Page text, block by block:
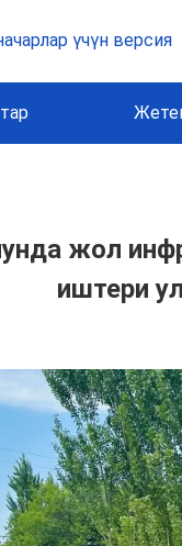
үчүн версия
жол
иштери